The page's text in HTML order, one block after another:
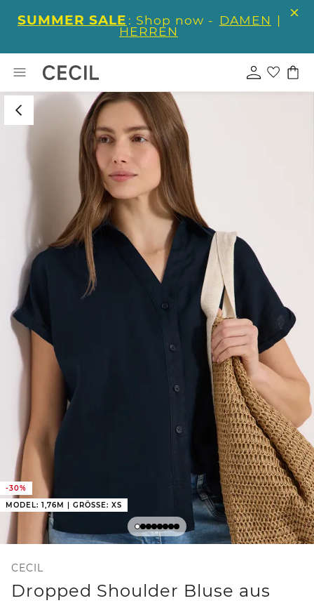
SUMMER SALE : Shop now - DAMEN |
HERREN
-30%
MODEL: 1,76M | GRÖSSE: XS
CECIL
Dropped Shoulder Bluse aus